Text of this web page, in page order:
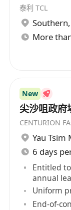
泰利 TCL
Southern,
More
New
尖沙咀政府
CENTURION
Yau Tsim
6 days
Entitled
annual
Uniform
End-of-